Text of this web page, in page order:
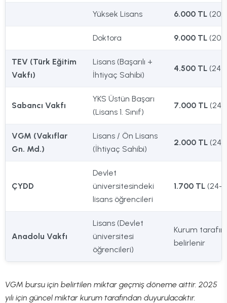
Yüksek Lisans 6.000 TL
Doktora 9.000 TL
TEV (Türk Eğitim
Vakfı)
Lisans (Başarılı +
İhtiyaç Sahibi)
4.500 TL (24-
Sabancı Vakfı
YKS Üstün Başarı
(Lisans 1. Sınıf)
7.000 TL (24-
VGM (Vakıflar
Gn. Md.)
Lisans / Ön Lisans
(İhtiyaç Sahibi)
2.000 TL (24-
ÇYDD
Devlet
üniversitesindeki
lisans öğrencileri
1.700 TL (24-
Anadolu Vakfı
Lisans (Devlet
üniversitesi
öğrencileri)
Kurum
belirlenir
VGM bursu için belirtilen miktar geçmiş döneme aittir. 2025
yılı için güncel miktar kurum tarafından duyurulacaktır.